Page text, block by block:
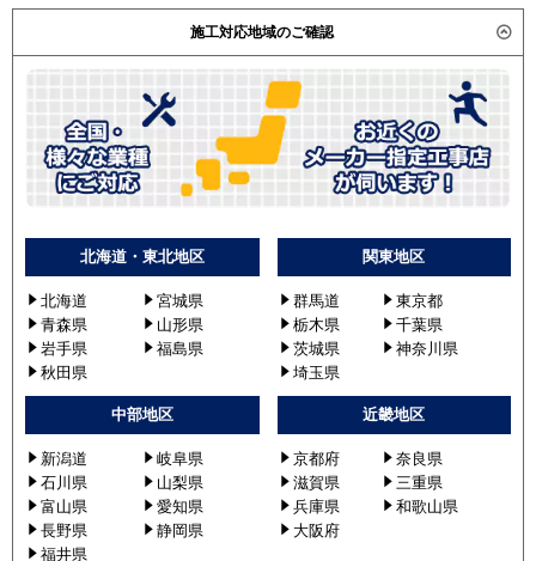
施工対応地域のご確認
北海道・東北地区
北海道
宮城県
青森県
山形県
岩手県
福島県
秋田県
関東地区
群馬道
東京都
栃木県
千葉県
茨城県
神奈川県
埼玉県
中部地区
新潟道
岐阜県
石川県
山梨県
富山県
愛知県
長野県
静岡県
福井県
近畿地区
京都府
奈良県
滋賀県
三重県
兵庫県
和歌山県
大阪府